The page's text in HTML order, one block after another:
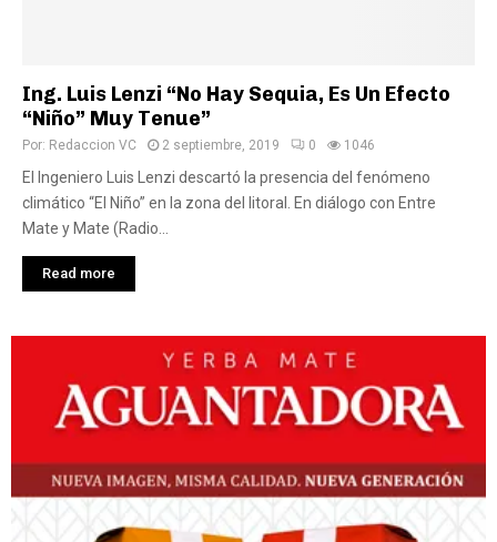
Ing. Luis Lenzi “No Hay Sequia, Es Un Efecto
“Niño” Muy Tenue”
Por: Redaccion VC 2 septiembre, 2019 0 1046
El Ingeniero Luis Lenzi descartó la presencia del fenómeno
climático “El Niño” en la zona del litoral. En diálogo con Entre
Mate y Mate (Radio...
Read more